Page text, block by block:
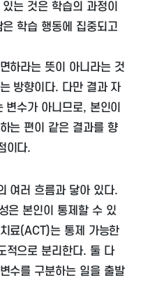
는 것은 학습의 과정이
학습 행동에 집중되고
하라는 뜻이 아니라는 것
방향이다. 다만 결과 자
수가 아니므로, 본인이
는 편이 같은 결과를 향
이다.
여러 흐름과 닿아 있다.
은 본인이 통제할 수 있
료(ACT)는 통제 가능한
적으로 분리한다. 둘 다
수를 구분하는 일을 출발